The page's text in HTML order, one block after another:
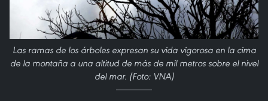
Las ramas de los árboles expresan su vida vigorosa en la cima
de la montaña a una altitud de más de mil metros sobre el nivel
del mar. (Foto: VNA)